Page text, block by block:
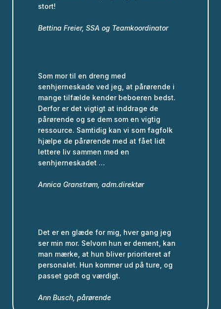
stort!
Bettina Freier, SSA og Teamkoordinator
Som mor til en dreng med
senhjerneskade ved jeg, at pårørende i
mange tilfælde kender beboeren bedst.
Derfor er det vigtigt at inddrage de
pårørende og se dem som en vigtig
ressource. Samtidig kan vi som fagfolk
hjælpe de pårørende med at fået lidt
lettere liv sammen med en
senhjerneskadet …
Annica Granstrøm, adm.direktør
Det er en glæde for mig, hver gang jeg
ser min mor. Selvom hun er dement, kan
man mærke, at hun bliver prioriteret af
personalet. Hun kommer ud på ture, og
passet godt og værdigt.
Ann Busch, pårørende